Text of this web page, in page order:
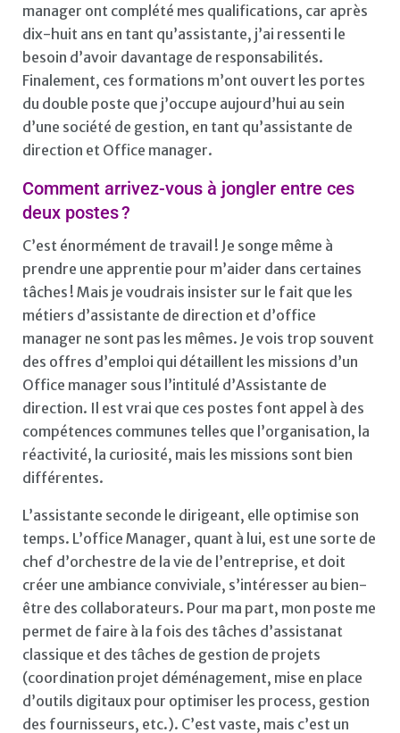
manager ont complété mes qualifications, car après
dix-huit ans en tant qu’assistante, j’ai ressenti le
besoin d’avoir davantage de responsabilités.
Finalement, ces formations m’ont ouvert les portes
du double poste que j’occupe aujourd’hui au sein
d’une société de gestion, en tant qu’assistante de
direction et Office manager.
Comment arrivez-vous à jongler entre ces
deux postes ?
C’est énormément de travail ! Je songe même à
prendre une apprentie pour m’aider dans certaines
tâches ! Mais je voudrais insister sur le fait que les
métiers d’assistante de direction et d’office
manager ne sont pas les mêmes. Je vois trop souvent
des offres d’emploi qui détaillent les missions d’un
Office manager sous l’intitulé d’Assistante de
direction. Il est vrai que ces postes font appel à des
compétences communes telles que l’organisation, la
réactivité, la curiosité, mais les missions sont bien
différentes.
L’assistante seconde le dirigeant, elle optimise son
temps. L’office Manager, quant à lui, est une sorte de
chef d’orchestre de la vie de l’entreprise, et doit
créer une ambiance conviviale, s’intéresser au bien-
être des collaborateurs. Pour ma part, mon poste me
permet de faire à la fois des tâches d’assistanat
classique et des tâches de gestion de projets
(coordination projet déménagement, mise en place
d’outils digitaux pour optimiser les process, gestion
des fournisseurs, etc.). C’est vaste, mais c’est un